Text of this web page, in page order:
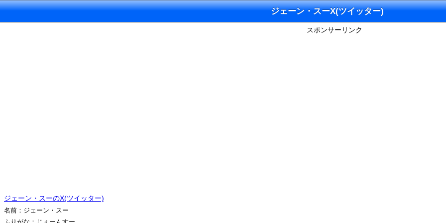
ジェーン・スーX(ツイッター)
スポンサーリンク
ジェーン・スーのX(ツイッター)
名前：ジェーン・スー